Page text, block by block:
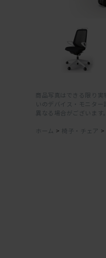
商品写真はできる限り
いのデバイス・モニタ
異なる場合がございます。
ホーム > 椅子・チェア >